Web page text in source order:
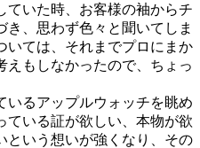
ていた時、お客様の袖からチ
、思わず色々と聞いてしま
いては、それまでプロにまか
えもしなかったので、ちょっ
いるアップルウォッチを眺め
ている証が欲しい、本物が欲
という想いが強くなり、その